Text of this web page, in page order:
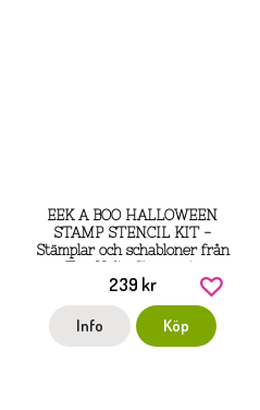
EEK A BOO HALLOWEEN
STAMP STENCIL KIT -
Stämplar och schabloner från
Tim Holtz Stamper's
anonymous
239 kr
Info Köp